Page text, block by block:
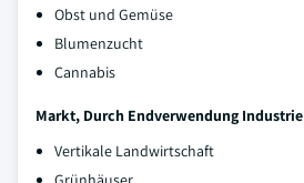
Obst und Gemüse
Blumenzucht
Cannabis
Markt, Durch Endverwendung Industrie
Vertikale Landwirtschaft